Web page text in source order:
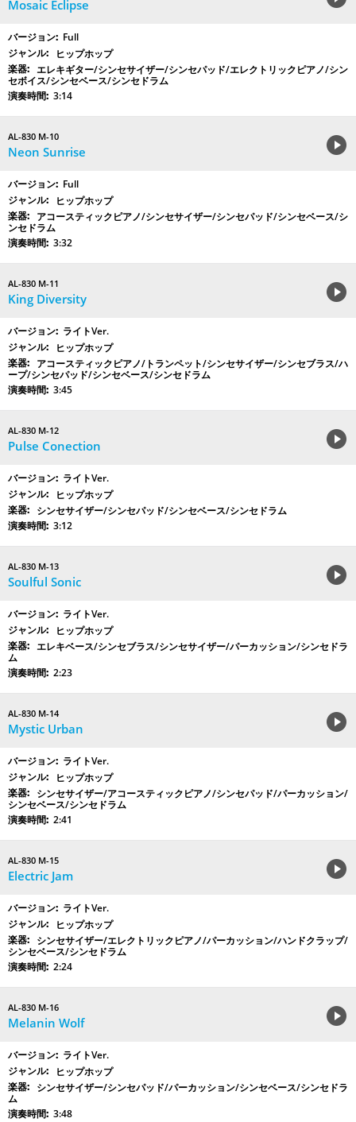
Mosaic Eclipse
Full
ヒップホップ
エレキギター/シンセサイザー/シンセパッド/エレクトリックピアノ/シン
セボイス/シンセベース/シンセドラム
3:14
AL-830 M-10
Neon Sunrise
Full
ヒップホップ
アコースティックピアノ/シンセサイザー/シンセパッド/シンセベース/シ
ンセドラム
3:32
AL-830 M-11
King Diversity
ライトVer.
ヒップホップ
アコースティックピアノ/トランペット/シンセサイザー/シンセブラス/ハ
ープ/シンセパッド/シンセベース/シンセドラム
3:45
AL-830 M-12
Pulse Conection
ライトVer.
ヒップホップ
シンセサイザー/シンセパッド/シンセベース/シンセドラム
3:12
AL-830 M-13
Soulful Sonic
ライトVer.
ヒップホップ
エレキベース/シンセブラス/シンセサイザー/パーカッション/シンセドラ
ム
2:23
AL-830 M-14
Mystic Urban
ライトVer.
ヒップホップ
シンセサイザー/アコースティックピアノ/シンセパッド/パーカッション/
シンセベース/シンセドラム
2:41
AL-830 M-15
Electric Jam
ライトVer.
ヒップホップ
シンセサイザー/エレクトリックピアノ/パーカッション/ハンドクラップ/
シンセベース/シンセドラム
2:24
AL-830 M-16
Melanin Wolf
ライトVer.
ヒップホップ
シンセサイザー/シンセパッド/パーカッション/シンセベース/シンセドラ
ム
3:48